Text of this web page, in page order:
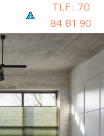
TLF: 70
84 81 90